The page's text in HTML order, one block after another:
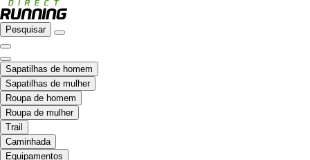
Pesquisar
Sapatilhas de homem
Sapatilhas de mulher
Roupa de homem
Roupa de mulher
Trail
Caminhada
Equipamentos